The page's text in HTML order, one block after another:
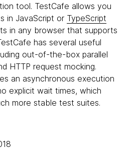
tool. TestCafe allows you
in JavaScript or TypeScript
in any browser that supports
has several useful
out-of-the-box parallel
HTTP request mocking.
an asynchronous execution
explicit wait times, which
more stable test suites.